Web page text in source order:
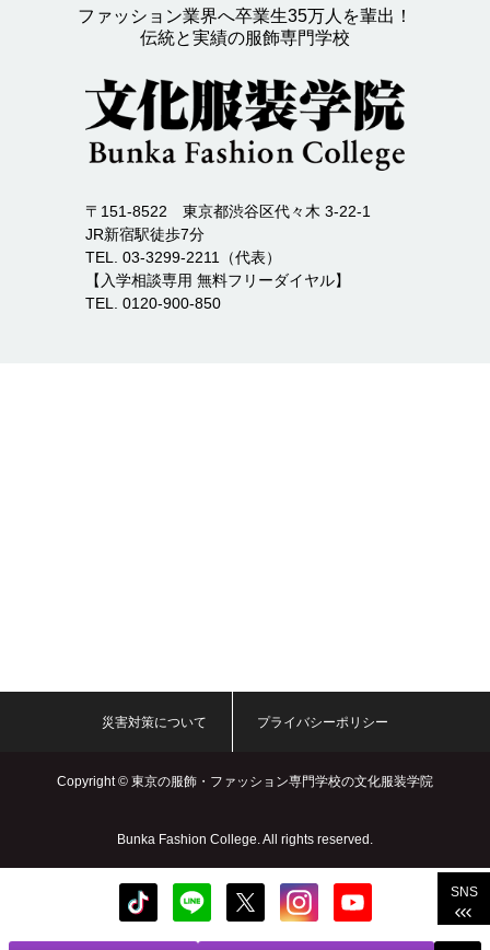
ファッション業界へ卒業生35万人を輩出！
伝統と実績の服飾専門学校
〒151-8522 東京都渋谷区代々木 3-22-1
JR新宿駅徒歩7分
TEL. 03-3299-2211（代表）
【入学相談専用 無料フリーダイヤル】
TEL. 0120-900-850
Copyright © 東京の服飾・ファッション専門学校の文化服装学院
Bunka Fashion College. All rights reserved.
災害対策について プライバシーポリシー
SNS